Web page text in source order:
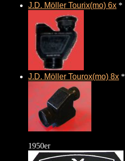
J.D. Möller Tourix(mo) 6x *
J.D. Möller Tourox(mo) 8x *
1950er